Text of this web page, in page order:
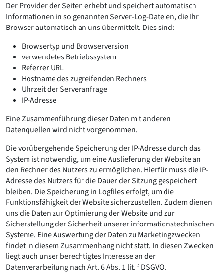
Der Provider der Seiten erhebt und speichert automatisch
Informationen in so genannten Server-Log-Dateien, die Ihr
Browser automatisch an uns übermittelt. Dies sind:
Browsertyp und Browserversion
verwendetes Betriebssystem
Referrer URL
Hostname des zugreifenden Rechners
Uhrzeit der Serveranfrage
IP-Adresse
Eine Zusammenführung dieser Daten mit anderen
Datenquellen wird nicht vorgenommen.
Die vorübergehende Speicherung der IP-Adresse durch das
System ist notwendig, um eine Auslieferung der Website an
den Rechner des Nutzers zu ermöglichen. Hierfür muss die IP-
Adresse des Nutzers für die Dauer der Sitzung gespeichert
bleiben. Die Speicherung in Logfiles erfolgt, um die
Funktionsfähigkeit der Website sicherzustellen. Zudem dienen
uns die Daten zur Optimierung der Website und zur
Sicherstellung der Sicherheit unserer informationstechnischen
Systeme. Eine Auswertung der Daten zu Marketingzwecken
findet in diesem Zusammenhang nicht statt. In diesen Zwecken
liegt auch unser berechtigtes Interesse an der
Datenverarbeitung nach Art. 6 Abs. 1 lit. f DSGVO.